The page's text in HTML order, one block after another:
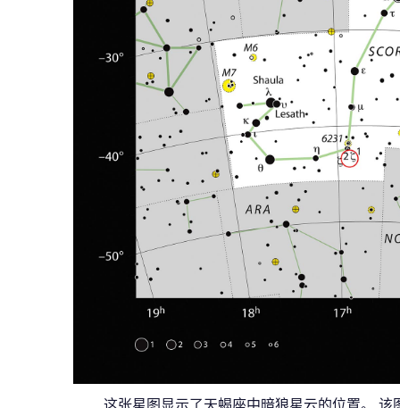
这张星图显示了天蝎座中暗狼星云的位置。